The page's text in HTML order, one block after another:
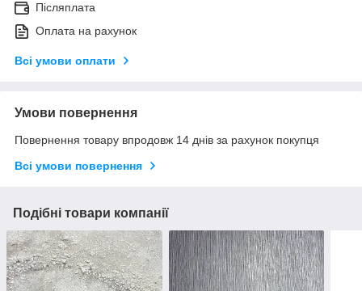
Післяплата
Оплата на рахунок
Всі умови оплати
Умови повернення
Повернення товару впродовж 14 днів за рахунок покупця
Всі умови повернення
Подібні товари компанії